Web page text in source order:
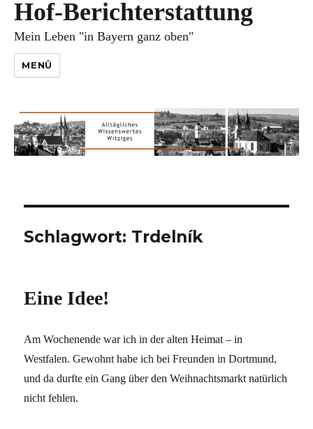
Hof-Berichterstattung
Mein Leben "in Bayern ganz oben"
MENÜ
Schlagwort: Trdelník
Eine Idee!
Am Wochenende war ich in der alten Heimat – in
Westfalen. Gewohnt habe ich bei Freunden in Dortmund,
und da durfte ein Gang über den Weihnachtsmarkt natürlich
nicht fehlen.